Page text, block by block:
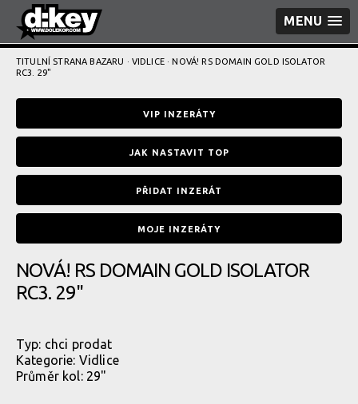
MENU
TITULNÍ STRANA BAZARU · VIDLICE· NOVÁ! RS DOMAIN GOLD ISOLATOR
RC3. 29"
VIP INZERÁTY
JAK NASTAVIT TOP
PŘIDAT INZERÁT
MOJE INZERÁTY
NOVÁ! RS DOMAIN GOLD ISOLATOR
RC3. 29"
Typ: chci prodat
Kategorie: Vidlice
Průměr kol: 29"